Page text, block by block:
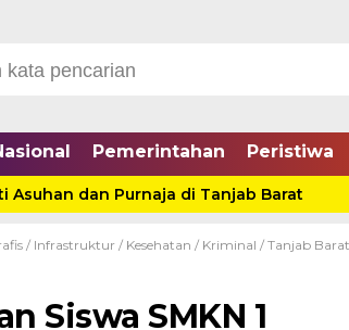
Pemerintahan Peristiwa
dan Purnaja di Tanjab Barat
/ Infrastruktur/ Kesehatan / Kriminal / Tanjab Barat
Siswa SMKN 1